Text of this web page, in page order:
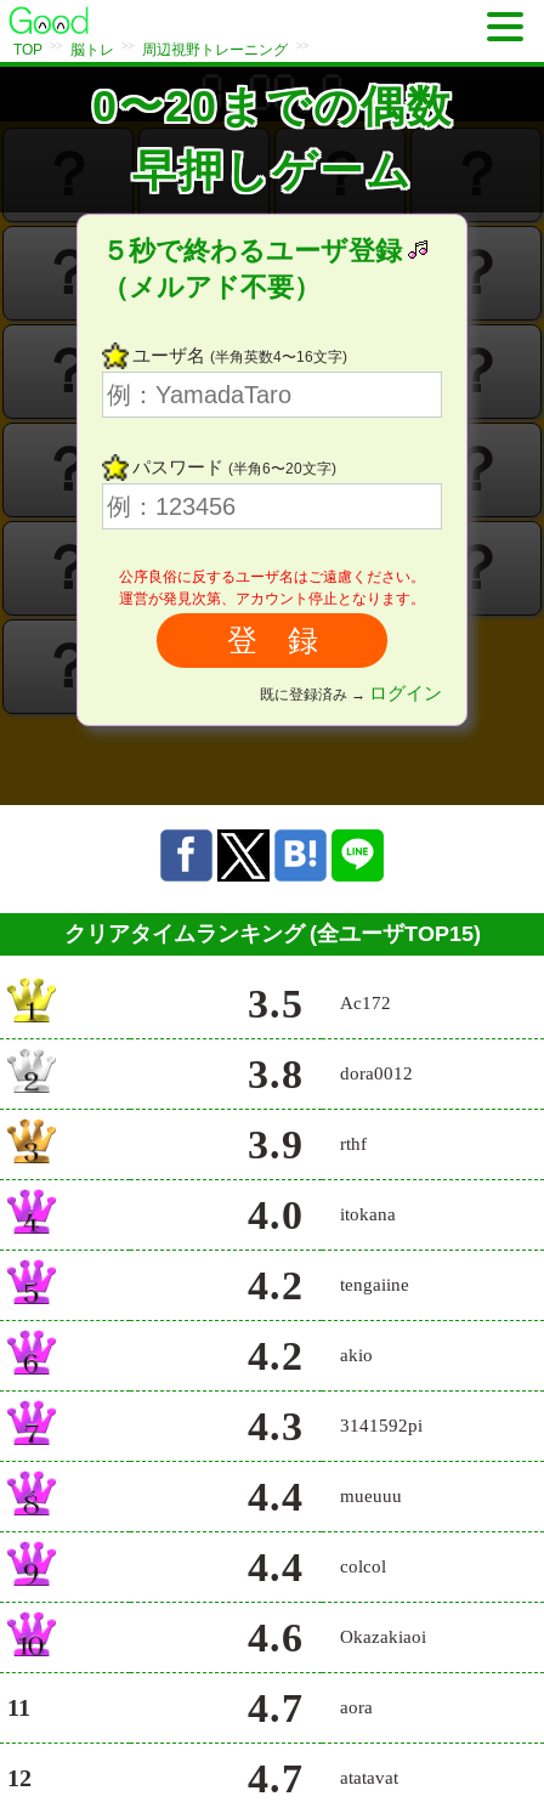
TOP >> 脳トレ >> 周辺視野トレーニング >>
0〜20までの偶数
早押しゲーム
分 秒
？ ？
？
？ ？
？
？
？ ？
？
？
？ ？
？
？
？ ？
？
？
５秒で終わるユーザ登録
（メルアド不要）
ユーザ名 (半角英数4〜16文字)
パスワード (半角6〜20文字)
公序良俗に反するユーザ名はご遠慮ください。
運営が発見次第、アカウント停止となります。
既に登録済み → ログイン
クリアタイムランキング (全ユーザTOP15)
3.5 Ac172
3.8 dora0012
3.9 rthf
4.0 itokana
4.2 tengaiine
4.2 akio
4.3 3141592pi
4.4 mueuuu
4.4 colcol
4.6 Okazakiaoi
11 4.7 aora
12 4.7 atatavat